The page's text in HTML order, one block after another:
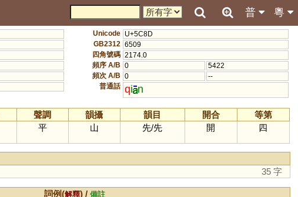
粵
普
Unicode U+5C8D
GB2312 6509
四角號碼 2174.0
頻序 A/B 0
5422
頻次 A/B 0
--
普通話 qi n
聲調 韻攝 韻目 開合
等第
平 山 先/先 開 四
35 字
詞例(解釋) /備註